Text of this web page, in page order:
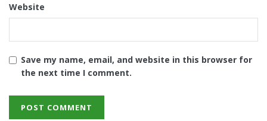
Website
Save my name, email, and website in this browser for
the next time I comment.